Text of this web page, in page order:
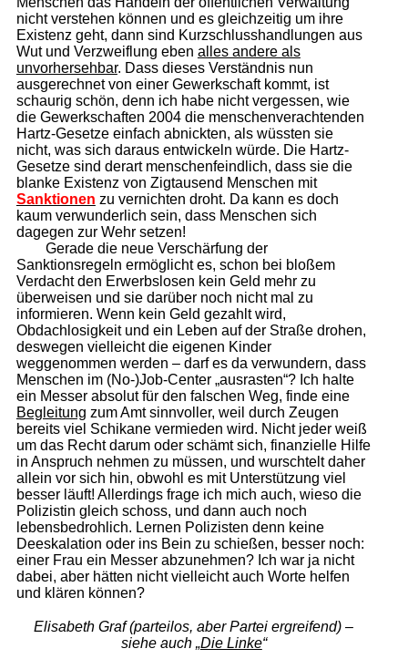
nicht verstehen können und es gleichzeitig um ihre
Existenz geht, dann sind Kurzschlusshandlungen aus
Wut und Verzweiflung eben alles andere als
unvorhersehbar. Dass dieses Verständnis nun
ausgerechnet von einer Gewerkschaft kommt, ist
schaurig schön, denn ich habe nicht vergessen, wie
die Gewerkschaften 2004 die menschenverachtenden
Hartz-Gesetze einfach abnickten, als wüssten sie
nicht, was sich daraus entwickeln würde. Die Hartz-
Gesetze sind derart menschenfeindlich, dass sie die
blanke Existenz von Zigtausend Menschen mit
Sanktionen zu vernichten droht. Da kann es doch
kaum verwunderlich sein, dass Menschen sich
dagegen zur Wehr setzen!
Gerade die neue Verschärfung der
Sanktionsregeln ermöglicht es, schon bei bloßem
Verdacht den Erwerbslosen kein Geld mehr zu
überweisen und sie darüber noch nicht mal zu
informieren. Wenn kein Geld gezahlt wird,
Obdachlosigkeit und ein Leben auf der Straße drohen,
deswegen vielleicht die eigenen Kinder
weggenommen werden – darf es da verwundern, dass
Menschen im (No-)Job-Center „ausrasten“? Ich halte
ein Messer absolut für den falschen Weg, finde eine
Begleitung zum Amt sinnvoller, weil durch Zeugen
bereits viel Schikane vermieden wird. Nicht jeder weiß
um das Recht darum oder schämt sich, finanzielle Hilfe
in Anspruch nehmen zu müssen, und wurschtelt daher
allein vor sich hin, obwohl es mit Unterstützung viel
besser läuft! Allerdings frage ich mich auch, wieso die
Polizistin gleich schoss, und dann auch noch
lebensbedrohlich. Lernen Polizisten denn keine
Deeskalation oder ins Bein zu schießen, besser noch:
einer Frau ein Messer abzunehmen? Ich war ja nicht
dabei, aber hätten nicht vielleicht auch Worte helfen
und klären können?
Elisabeth Graf (parteilos, aber Partei ergreifend) –
siehe auch „Die Linke“